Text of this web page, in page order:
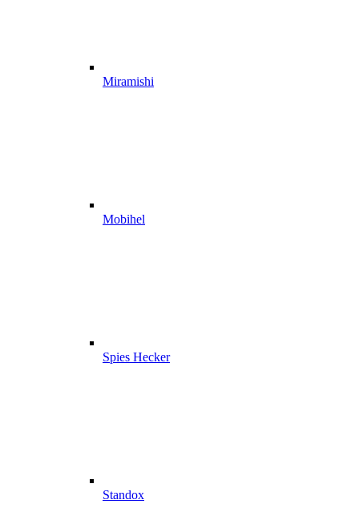
Miramishi
Mobihel
Spies Hecker
Standox